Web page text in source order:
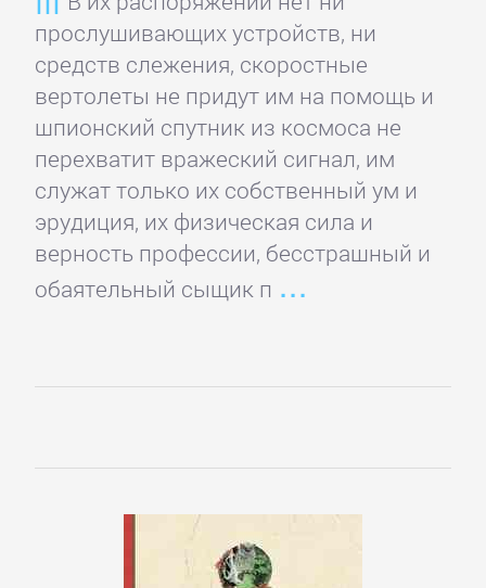
прослушивающих устройств, ни
средств слежения, скоростные
вертолеты не придут им на помощь и
шпионский спутник из космоса не
перехватит вражеский сигнал, им
служат только их собственный ум и
эрудиция, их физическая сила и
верность профессии, бесстрашный и
обаятельный сыщик п
Эпос
Русская
классика
Советская
литература
ЛИТЕРАТУРА